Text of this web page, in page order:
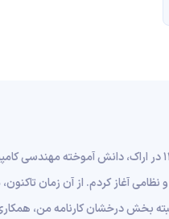
نظامی آغاز کردم. از آن زمان
درخشان کارنامه من، همکاری